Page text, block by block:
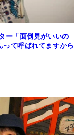
ー「面倒見がいいの
って呼ばれてますから